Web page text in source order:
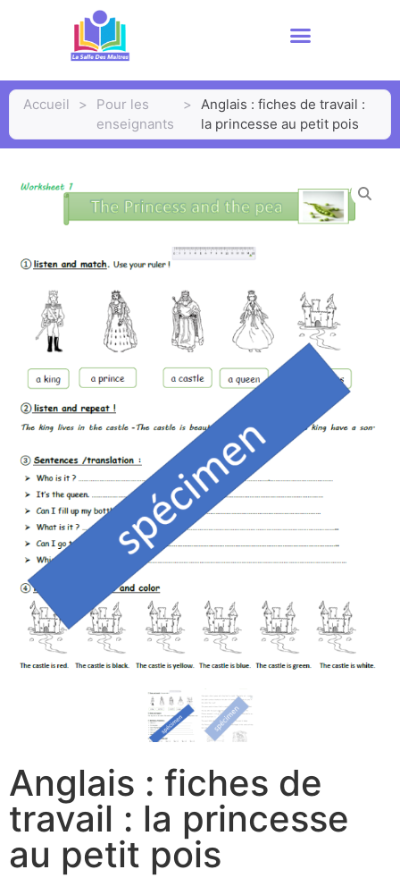
Accueil >
Pour les
enseignants
>
Anglais : fiches de travail :
la princesse au petit pois
Anglais : fiches de
travail : la princesse
au petit pois